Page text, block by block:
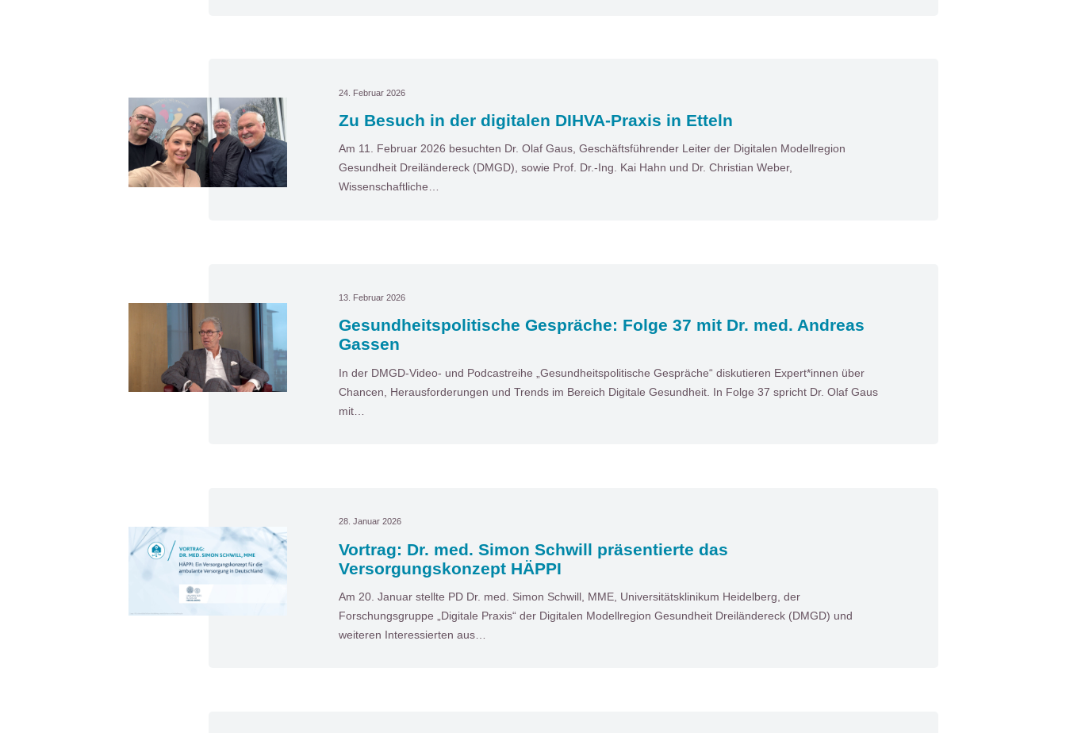
24. Februar 2026
Zu Besuch in der digitalen DIHVA-Praxis in Etteln
Am 11. Februar 2026 besuchten Dr. Olaf Gaus, Geschäftsführender Leiter der Digitalen Modellregion
Gesundheit Dreiländereck (DMGD), sowie Prof. Dr.-Ing. Kai Hahn und Dr. Christian Weber,
Wissenschaftliche…
13. Februar 2026
Gesundheitspolitische Gespräche: Folge 37 mit Dr. med. Andreas
Gassen
In der DMGD-Video- und Podcastreihe „Gesundheitspolitische Gespräche“ diskutieren Expert*innen über
Chancen, Herausforderungen und Trends im Bereich Digitale Gesundheit. In Folge 37 spricht Dr. Olaf Gaus
mit…
28. Januar 2026
Vortrag: Dr. med. Simon Schwill präsentierte das
Versorgungskonzept HÄPPI
Am 20. Januar stellte PD Dr. med. Simon Schwill, MME, Universitätsklinikum Heidelberg, der
Forschungsgruppe „Digitale Praxis“ der Digitalen Modellregion Gesundheit Dreiländereck (DMGD) und
weiteren Interessierten aus…